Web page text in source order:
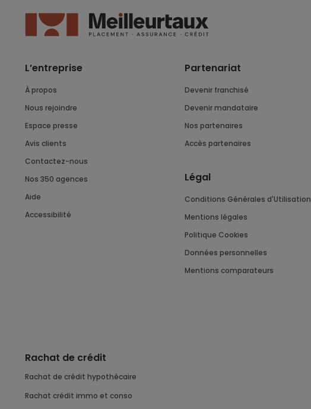
L’entreprise
À propos
Nous rejoindre
Espace presse
Avis clients
Contactez-nous
Nos 350 agences
Aide
Accessibilité
Partenariat
Devenir franchisé
Devenir mandataire
Nos partenaires
Accès partenaires
Légal
Conditions Générales d'Utilisation
Mentions légales
Politique Cookies
Données personnelles
Mentions comparateurs
Rachat de crédit
Rachat de crédit hypothécaire
Rachat crédit immo et conso